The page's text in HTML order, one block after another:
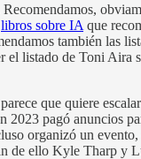
libros sobre IA que
también las
listado de Toni Aira
que quiere
pagó anuncios
organizó un
de ello Kyle Tharp y